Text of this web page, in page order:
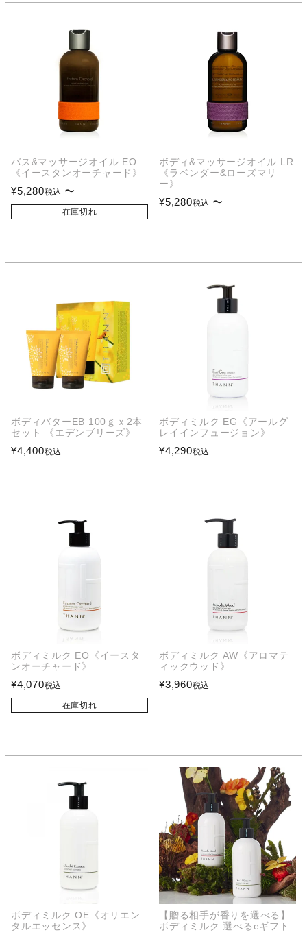
バス&マッサージオイル EO
《イースタンオーチャード》
¥5,280税込 〜
在庫切れ
ボディ&マッサージオイル LR
《ラベンダー&ローズマリ
ー》
¥5,280税込 〜
ボディバターEB 100ｇｘ2本
セット 《エデンブリーズ》
¥4,400税込
ボディミルク EG《アールグ
レイインフュージョン》
¥4,290税込
ボディミルク EO《イースタ
ンオーチャード》
¥4,070税込
在庫切れ
ボディミルク AW《アロマテ
ィックウッド》
¥3,960税込
ボディミルク OE《オリエン
タルエッセンス》
【贈る相手が香りを選べる】
ボディミルク 選べるeギフト